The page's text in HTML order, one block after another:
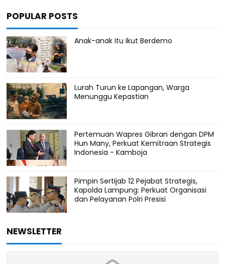
POPULAR POSTS
Anak-anak Itu Ikut Berdemo
Lurah Turun ke Lapangan, Warga
Menunggu Kepastian
Pertemuan Wapres Gibran dengan DPM
Hun Many, Perkuat Kemitraan Strategis
Indonesia - Kamboja
Pimpin Sertijab 12 Pejabat Strategis,
Kapolda Lampung: Perkuat Organisasi
dan Pelayanan Polri Presisi
NEWSLETTER